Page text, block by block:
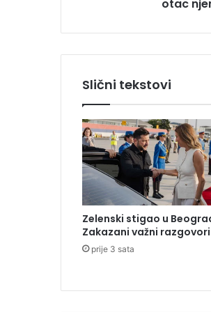
j
j
č
i
c
a
r
o
i
l
a
d
e
t
otac
Slični tekstovi
Zelenski stigao u
Zakazani važni razgovori
prije 3 sata